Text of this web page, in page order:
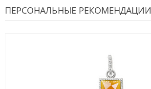
ПЕРСОНАЛЬНЫЕ РЕКОМЕНДАЦИИ